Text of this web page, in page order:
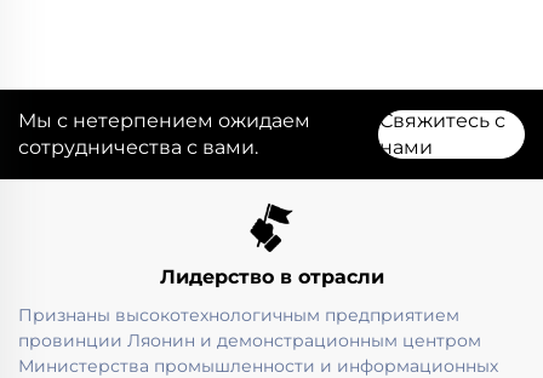
Мы с нетерпением ожидаем
сотрудничества с вами.
Свяжитесь с
нами
Лидерство в отрасли
Признаны высокотехнологичным предприятием
провинции Ляонин и демонстрационным центром
Министерства промышленности и информационных